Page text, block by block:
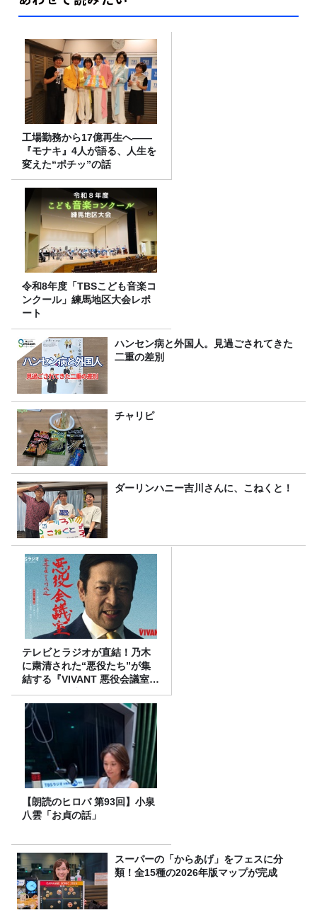
工場勤務から17億再生へ——
『モナキ』4人が語る、人生を
変えた“ポチッ”の話
令和8年度「TBSこども音楽コ
ンクール」練馬地区大会レポ
ート
ハンセン病と外国人。見過ごされてきた
二重の差別
チャリピ
ダーリンハニー吉川さんに、こねくと！
テレビとラジオが直結！乃木
に粛清された“悪役たち”が集
結する『VIVANT 悪役会議室』
7/26(日)23時スタート！
【朗読のヒロバ 第93回】小泉
八雲「お貞の話」
スーパーの「からあげ」をフェスに分
類！全15種の2026年版マップが完成